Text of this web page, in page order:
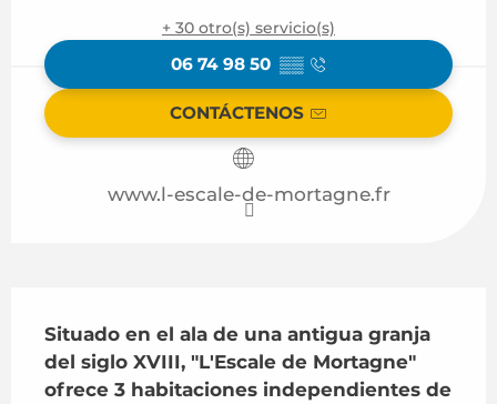
+ 30 otro(s) servicio(s)
06 74 98 50 ▒▒
CONTÁCTENOS
www.l-escale-de-mortagne.fr
Situado en el ala de una antigua granja
del siglo XVIII, "L'Escale de Mortagne"
ofrece 3 habitaciones independientes de